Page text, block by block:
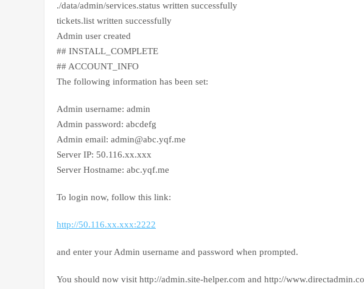
./data/admin/services.status written successfully
tickets.list written successfully
Admin user created
## INSTALL_COMPLETE
## ACCOUNT_INFO
The following information has been set:
Admin username: admin
Admin password: abcdefg
Admin email: admin@abc.yqf.me
Server IP: 50.116.xx.xxx
Server Hostname: abc.yqf.me
To login now, follow this link:
http://50.116.xx.xxx:2222
and enter your Admin username and password when prompted.
You should now visit http://admin.site-helper.com and http://